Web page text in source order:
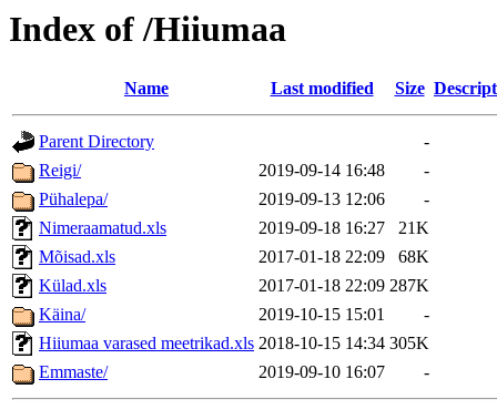
Index of /Hiiumaa
Name Last modified Size
Parent Directory
-
Reigi/
2019-09-14 16:48
-
Pühalepa/
2019-09-13 12:06
-
Nimeraamatud.xls
2019-09-18 16:27
21K
Mõisad.xls
2017-01-18 22:09
68K
Külad.xls
2017-01-18 22:09 287K
Käina/
2019-10-15 15:01
-
Hiiumaa varased meetrikad.xls 2018-10-15 14:34 305K
Emmaste/
2019-09-10 16:07 -